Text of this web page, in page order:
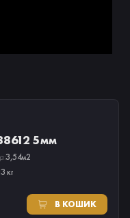
5мм
3,54м2
кг
В КОШИК